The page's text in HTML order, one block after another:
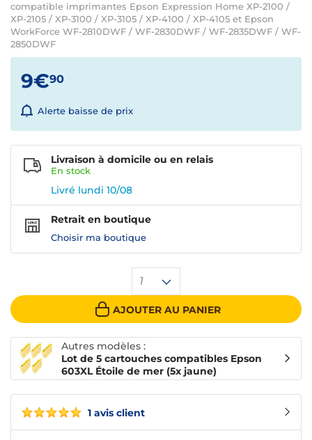
compatible imprimantes Epson Expression Home XP-2100 /
XP-2105 / XP-3100 / XP-3105 / XP-4100 / XP-4105 et Epson
WorkForce WF-2810DWF / WF-2830DWF / WF-2835DWF / WF-
2850DWF
1 avis client
9€90
Alerte baisse de prix
1
AJOUTER AU PANIER
Livraison à domicile ou en relais
En stock
Livré lundi 10/08
Retrait en boutique
Choisir ma boutique
Autres modèles :
Lot de 5 cartouches compatibles Epson
603XL Étoile de mer (5x jaune)